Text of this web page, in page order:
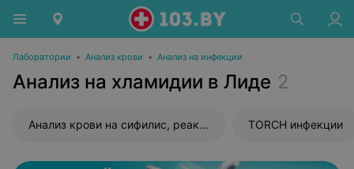
Лаборатории • Анализ крови • Анализ на инфекции
Анализ на хламидии в Лиде 2
Анализ крови на сифилис, реакция Вассермана (RW) TORCH инфекции